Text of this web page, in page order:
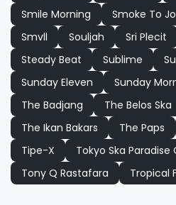
Smile Morning
Smoke To
Smvll
Souljah Sri Plecit
Steady Beat
Sublime
Sunday Eleven
Sunday
The Badjang
The Belos Ska
The Ikan Bakars
The Paps
Tipe-X
Tokyo Ska
Tony Q Rastafara
Tropical